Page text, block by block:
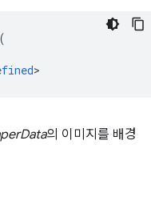
(
>
의 이미지를 배경